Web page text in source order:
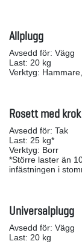
Allplugg
Avsedd för: Vägg
Last: 20 kg
Verktyg:
Rosett med krok
Avsedd för: Tak
Last: 25 kg*
Verktyg: Borr
*Större laster än
infästningen i
Universalplugg
Avsedd för: Vägg
Last: 20 kg